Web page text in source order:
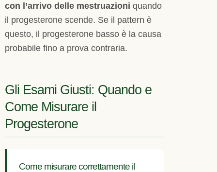
con l’arrivo delle mestruazioni quando
il progesterone scende. Se il pattern è
questo, il progesterone basso è la causa
probabile fino a prova contraria.
Gli Esami Giusti: Quando e
Come Misurare il
Progesterone
Come misurare correttamente il